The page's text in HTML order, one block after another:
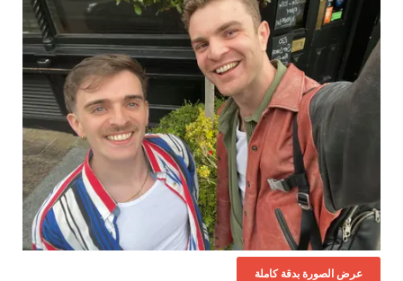
عرض الصورة بدقة كاملة